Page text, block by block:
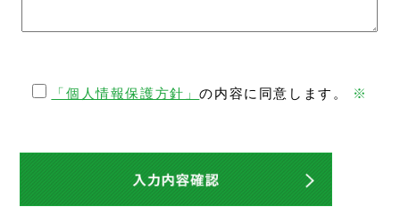
「個人情報保護方針」の内容に同意します。 ※